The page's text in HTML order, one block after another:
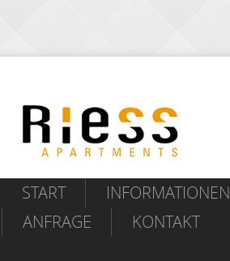
START
INFORMATIONEN
ANFRAGE
KONTAKT